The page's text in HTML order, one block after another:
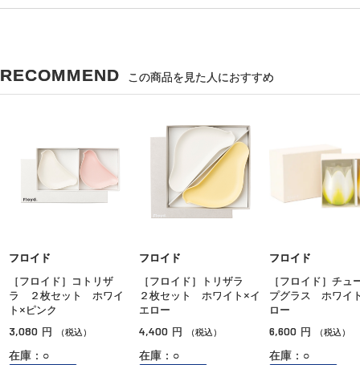
RECOMMEND この商品を見た人におすすめ
フロイド
［フロイド］コトリザ
ラ ２枚セット ホワイ
ト×ピンク
3,080 円 （税込）
在庫：○
フロイド
［フロイド］トリザラ
２枚セット ホワイト×イ
エロー
4,400 円 （税込）
在庫：○
フロイド
［フロイド］チュ
プグラス ホワイ
ロー
6,600 円 （税込）
在庫：○